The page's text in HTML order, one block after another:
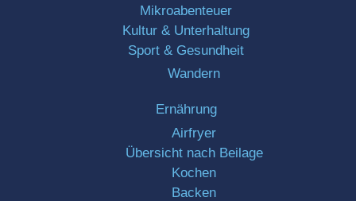
Mikroabenteuer
Kultur & Unterhaltung
Sport & Gesundheit
Wandern
Ernährung
Airfryer
Übersicht nach Beilage
Kochen
Backen